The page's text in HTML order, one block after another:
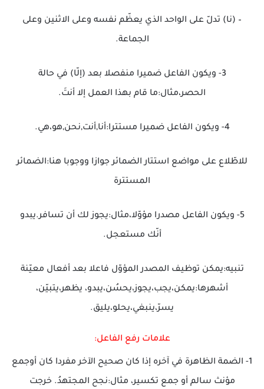
– (نا) تدلّ على الواحد الذي يعظّم نفسه وعلى الاثنين وعلى
الجماعة.
3- ويكون الفاعل ضميرا منفصلا بعد (إلّا) في حالة
الحصر،مثال:ما قام بهذا العمل إلا أنتَ.
4- ويكون الفاعل ضميرا مستترا:أنا,أنت,نحن,هو،هي.
للاطّلاع على مواضع استتار الضمائر جوازا ووجوبا هنا:الضمائر
المستترة
5- ويكون الفاعل مصدرا مؤوّلا،مثال:يجوز لك أن تسافر.يبدو
أنّك مستعجل.
تنبيه:يمكن توظيف المصدر المؤوّل فاعلا بعد أفعال معيّنة
أشهرها:يمكن،يجب،يجوز،يحسُن،يبدو، يظهر،يتبيّن،
يسرّ،ينبغي،يحلو،يليق.
علامات رفع الفاعل:
1- الضمة الظاهرة في آخره إذا كان صحيح الآخر مفردا كان أوجمع
مؤنث سالم أو جمع تكسير، مثال:نجح المجتهدُ. خرجت